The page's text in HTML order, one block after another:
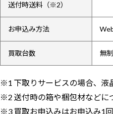
送付時送料（※2）
お申込み方法
買取台数 無
※1 下取りサービスの場合、液
※2 送付時の箱や梱包材などに
※3 買取お申込みはお申込み1